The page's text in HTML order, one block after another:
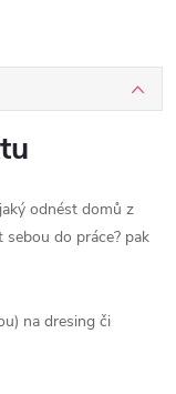
odnést domů z
do práce? pak
na dresing či